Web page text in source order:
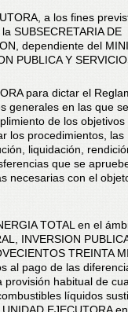
a los fines
SUBSECRETARIA DE
dependiente del
PUBLICA Y
para dictar el
generales en las que se
de los objetivos
los procedimientos, las
liquidación,
que se
necesarias con el
TOTAL en el
INVERSION
TREINTA
al pago de las
habitual de
líquidos